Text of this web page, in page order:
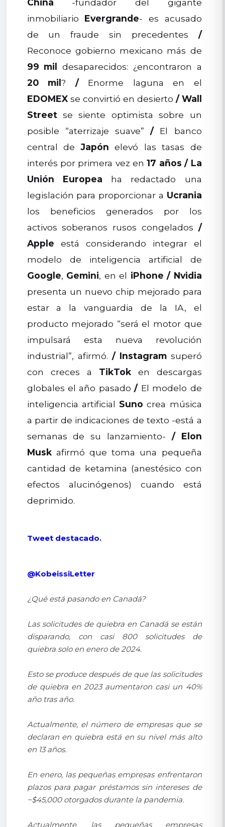
China -fundador del gigante
inmobiliario Evergrande- es acusado
de un fraude sin precedentes /
Reconoce gobierno mexicano más de
99 mil
desaparecidos: ¿encontraron a
20 mil? /Enorme laguna en el
EDOMEXse convirtió en desierto / Wall
Streetse siente optimista sobre un
posible “aterrizaje suave”/El banco
central deJapón elevó las tasas de
interés por primera vez en17 años / La
Unión Europea ha redactado una
legislación para proporcionar a Ucrania
los beneficios generados por los
activos soberanos rusos congelados /
Apple está considerando integrar el
modelo de inteligencia artificial de
Google, Gemini, en el iPhone / Nvidia
presenta un nuevo chip mejorado para
estar a la vanguardia de la IA, el
producto mejorado “será el motor que
impulsará esta nueva revolución
industrial”, afirmó. / Instagramsuperó
con creces a TikToken descargas
globales el año pasado/El modelo de
inteligencia artificial Suno crea música
a partir de indicaciones de texto -está a
semanas de su lanzamiento- /
Elon
Muskafirmó que toma una pequeña
cantidad de ketamina (anestésico con
efectos alucinógenos) cuando está
deprimido.
Tweet destacado.
@KobeissiLetter
¿Qué está pasando en Canadá?
Las solicitudes de quiebra en Canadá se están
disparando, con casi 800 solicitudes de
quiebra solo en enero de 2024.
Esto se produce después de que las solicitudes
de quiebra en 2023 aumentaron casi un 40%
año tras año.
Actualmente, el número de empresas que se
declaran en quiebra está en su nivel más alto
en 13 años.
En enero, las pequeñas empresas enfrentaron
plazos para pagar préstamos sin intereses de
~$45,000 otorgados durante la pandemia.
Actualmente, las pequeñas empresas